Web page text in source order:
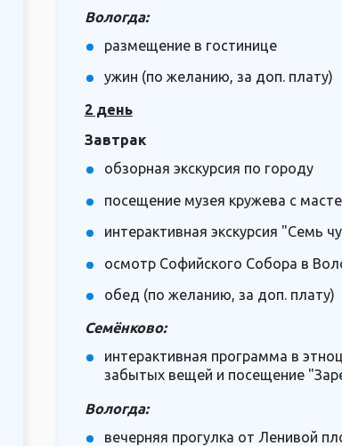
Вологда:
размещение в гостинице
ужин (по желанию, за доп. плату)
2 день
Завтрак
обзорная экскурсия по городу
посещение музея кружева с
интерактивная экскурсия "Семь
осмотр Софийского Собора в
обед (по желанию, за доп. плату)
Семёнково:
интерактивная программа в
забытых вещей и посещение
Вологда:
вечерняя прогулка от Ленивой